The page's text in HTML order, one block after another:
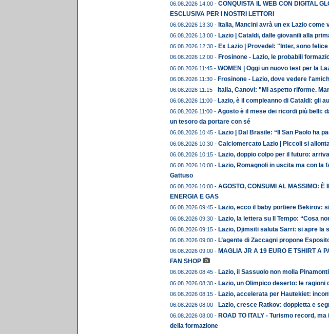
06.08.2026 14:00 - CONQUISTA IL WEB CON DIGITAL
ESCLUSIVA PER I NOSTRI LETTORI
06.08.2026 13:30 - Italia, Mancini avrà un ex Lazio come
06.08.2026 13:00 - Lazio | Cataldi, dalle giovanili alla
06.08.2026 12:30 - Ex Lazio | Provedel: "Inter, sono
06.08.2026 12:00 - Frosinone - Lazio, le probabili
06.08.2026 11:45 - WOMEN | Oggi un nuovo test per la
06.08.2026 11:30 - Frosinone - Lazio, dove vedere
06.08.2026 11:15 - Italia, Canovi: "Mi aspetto riforme.
06.08.2026 11:00 - Lazio, è il compleanno di Cataldi: gli
06.08.2026 11:00 - Agosto è il mese dei ricordi più belli:
un tesoro da portare con sé
06.08.2026 10:45 - Lazio | Dal Brasile: “Il San Paolo ha
06.08.2026 10:30 - Calciomercato Lazio | Piccoli si
06.08.2026 10:15 - Lazio, doppio colpo per il futuro:
06.08.2026 10:00 - Lazio, Romagnoli in uscita ma con la
Gattuso
06.08.2026 10:00 - AGOSTO, CONSUMI AL MASSIMO: È
ENERGIA E GAS
06.08.2026 09:45 - Lazio, ecco il baby portiere Bekirov:
06.08.2026 09:30 - Lazio, la lettera su Il Tempo: “Cosa
06.08.2026 09:15 - Lazio, Djimsiti saluta Sarri: si apre la
06.08.2026 09:00 - L’agente di Zaccagni propone
06.08.2026 09:00 - MAGLIA JR A 19 EURO E TSHIRT A
FAN SHOP
06.08.2026 08:45 - Lazio, il Sassuolo non molla
06.08.2026 08:30 - Lazio, un Olimpico deserto: le
06.08.2026 08:15 - Lazio, accelerata per Hautekiet:
06.08.2026 08:00 - Lazio, cresce Ratkov: doppietta e
06.08.2026 08:00 - ROAD TO ITALY - Turismo record,
della formazione